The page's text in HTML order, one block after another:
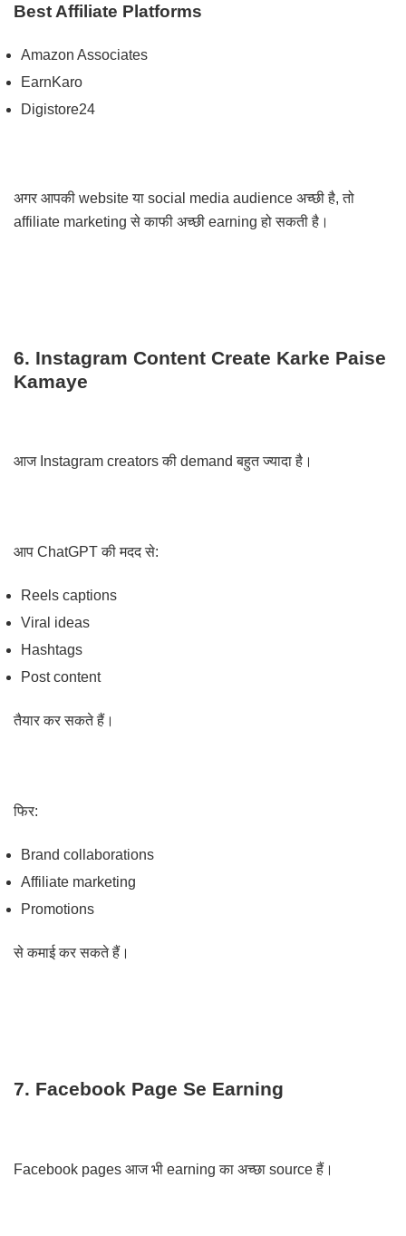
Best Affiliate Platforms
Amazon Associates
EarnKaro
Digistore24
अगर आपकी website या social media audience अच्छी है, तो
affiliate marketing से काफी अच्छी earning हो सकती है।
6. Instagram Content Create Karke Paise
Kamaye
आज Instagram creators की demand बहुत ज्यादा है।
आप ChatGPT की मदद से:
Reels captions
Viral ideas
Hashtags
Post content
तैयार कर सकते हैं।
फिर:
Brand collaborations
Affiliate marketing
Promotions
से कमाई कर सकते हैं।
7. Facebook Page Se Earning
Facebook pages आज भी earning का अच्छा source हैं।